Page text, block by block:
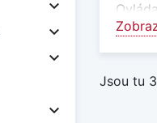




Díky
Jsou tu